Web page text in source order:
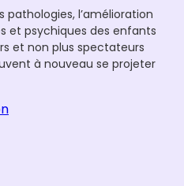
pathologies, l’amélioration
et psychiques des enfants
et non plus spectateurs
à nouveau se projeter